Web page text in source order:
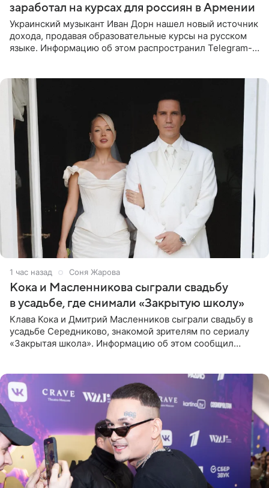
заработал на курсах для россиян в Армении
Украинский музыкант Иван Дорн нашел новый источник
дохода, продавая образовательные курсы на русском
языке. Информацию об этом распространил Telegram-
1 час назад Соня Жарова
Кока и Масленникова сыграли свадьбу
в усадьбе, где снимали «Закрытую школу»
Клава Кока и Дмитрий Масленников сыграли свадьбу в
усадьбе Середниково, знакомой зрителям по сериалу
«Закрытая школа». Информацию об этом сообщил